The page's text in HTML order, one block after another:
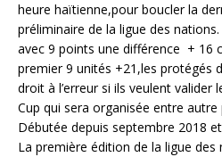
heure haïtienne,pour boucler la
préliminaire de la ligue des
avec 9 points une différence + 16
premier 9 unités +21,les protégés
droit à l’erreur si ils veulent valider
Cup qui sera organisée entre
Débutée depuis septembre 2018
La première édition de la ligue des